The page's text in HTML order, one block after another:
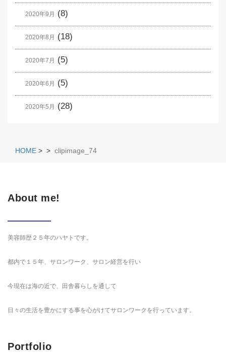
2020年9月 (8)
2020年8月 (18)
2020年7月 (5)
2020年6月 (5)
2020年5月 (28)
HOME > > clipimage_74
About me!
美容師歴２５年のハヤトです。
都内で１５年、サロンワーク、サロン経営を行い
今現在は海の近で、田舎暮らしを通して
日々の生活を豊かにする事を心がけてサロンワークを行っています。
Portfolio